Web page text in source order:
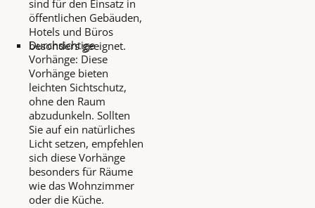
sind für den Einsatz in
öffentlichen Gebäuden,
Hotels und Büros
besonders geeignet.
Durchsichtige
Vorhänge: Diese
Vorhänge bieten
leichten Sichtschutz,
ohne den Raum
abzudunkeln. Sollten
Sie auf ein natürliches
Licht setzen, empfehlen
sich diese Vorhänge
besonders für Räume
wie das Wohnzimmer
oder die Küche.